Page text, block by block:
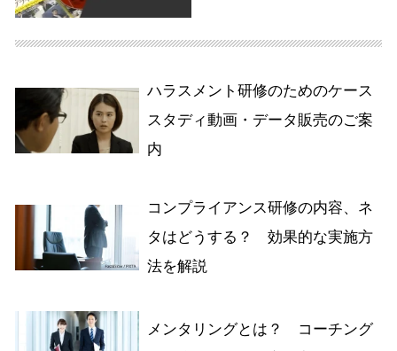
ハラスメント研修のためのケース
スタディ動画・データ販売のご案
内
コンプライアンス研修の内容、ネ
タはどうする？ 効果的な実施方
法を解説
メンタリングとは？ コーチング